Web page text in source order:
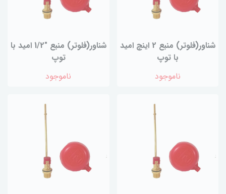
شناور(فلوتر) منبع 2 اینچ امید
با توپ
ناموجود
شناور(فلوتر) منبع "1/2 امید با
توپ
ناموجود